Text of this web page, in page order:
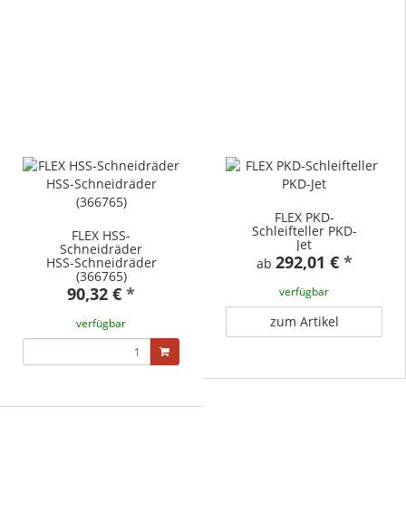
FLEX HSS-
Schneidräder
HSS-Schneidräder
(366765)
90,32 € *
verfügbar
FLEX PKD-
Schleifteller PKD-
Jet
ab 292,01 € *
verfügbar
zum Artikel